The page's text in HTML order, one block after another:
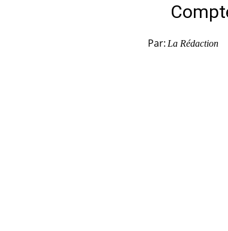
Par: La Rédaction